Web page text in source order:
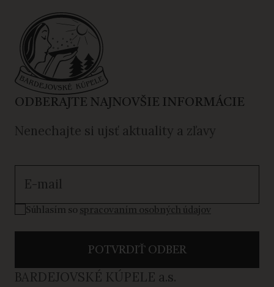
ODBERAJTE NAJNOVŠIE INFORMÁCIE
Nenechajte si ujsť aktuality a zľavy
Súhlasím so spracovaním osobných údajov
Súhlasím so spracovaním osobných údajov
POTVRDIŤ ODBER
BARDEJOVSKÉ KÚPELE a.s.